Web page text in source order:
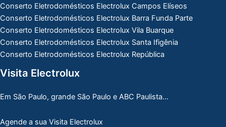
Conserto Eletrodomésticos Electrolux Campos Elíseos
Conserto Eletrodomésticos Electrolux Barra Funda Parte
Conserto Eletrodomésticos Electrolux Vila Buarque
Conserto Eletrodomésticos Electrolux Santa Ifigênia
Conserto Eletrodomésticos Electrolux República
Visita Electrolux
Em São Paulo, grande São Paulo e ABC Paulista…
Agende a sua Visita Electrolux